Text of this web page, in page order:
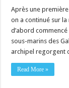
Après une
on a continué sur
d’abord
sous-marins des
archipel regorgent
Read More »